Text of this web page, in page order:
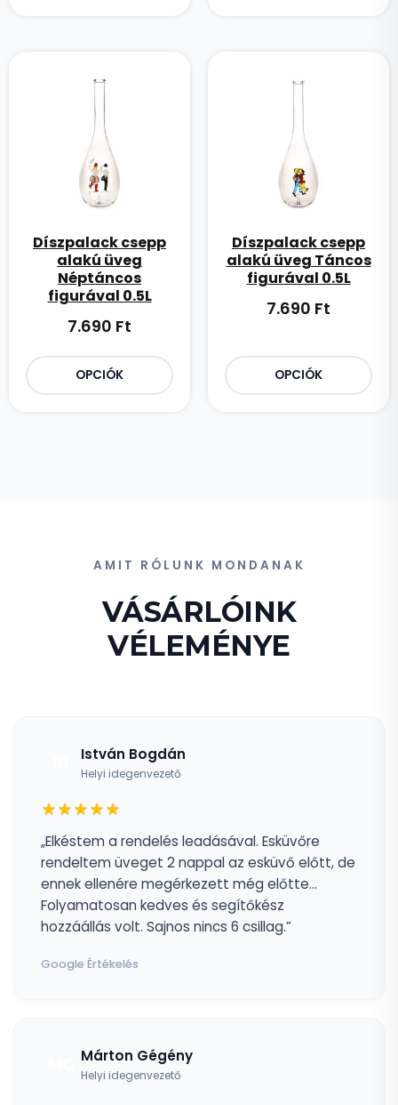
Díszpalack csepp
alakú üveg
Néptáncos
figurával 0.5L
7.690 Ft
OPCIÓK
Díszpalack csepp
alakú üveg Táncos
figurával 0.5L
7.690 Ft
OPCIÓK
AMIT RÓLUNK MONDANAK
VÁSÁRLÓINK
VÉLEMÉNYE
István Bogdán
Helyi idegenvezető
„Elkéstem a rendelés leadásával. Esküvőre
rendeltem üveget 2 nappal az esküvő előtt, de
ennek ellenére megérkezett még előtte...
Folyamatosan kedves és segítőkész
hozzáállás volt. Sajnos nincs 6 csillag.”
Google Értékelés
Márton Gégény
Helyi idegenvezető